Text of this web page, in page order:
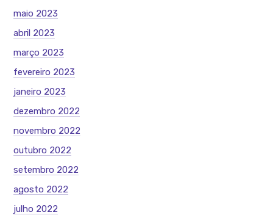
maio 2023
abril 2023
março 2023
fevereiro 2023
janeiro 2023
dezembro 2022
novembro 2022
outubro 2022
setembro 2022
agosto 2022
julho 2022